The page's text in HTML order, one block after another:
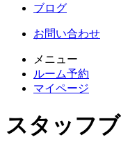
ブログ
お問い合わせ
メニュー
ルーム予約
マイページ
スタッフ